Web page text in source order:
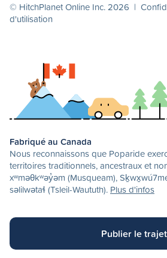
© HitchPlanet Online Inc. 2026 |
d'utilisation
Fabriqué au Canada
Nous reconnaissons que Poparide
territoires traditionnels, ancestraux et
xʷməθkʷəy̓əm (Musqueam),
səlilwətaɬ (Tsleil-Waututh). Plus d'infos